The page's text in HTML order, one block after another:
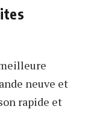
neuve et
rapide et